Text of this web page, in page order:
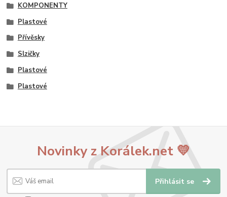
KOMPONENTY
Plastové
Přívěsky
Slzičky
Plastové
Plastové
Novinky z Korálek.net 💛
Přihlásit se